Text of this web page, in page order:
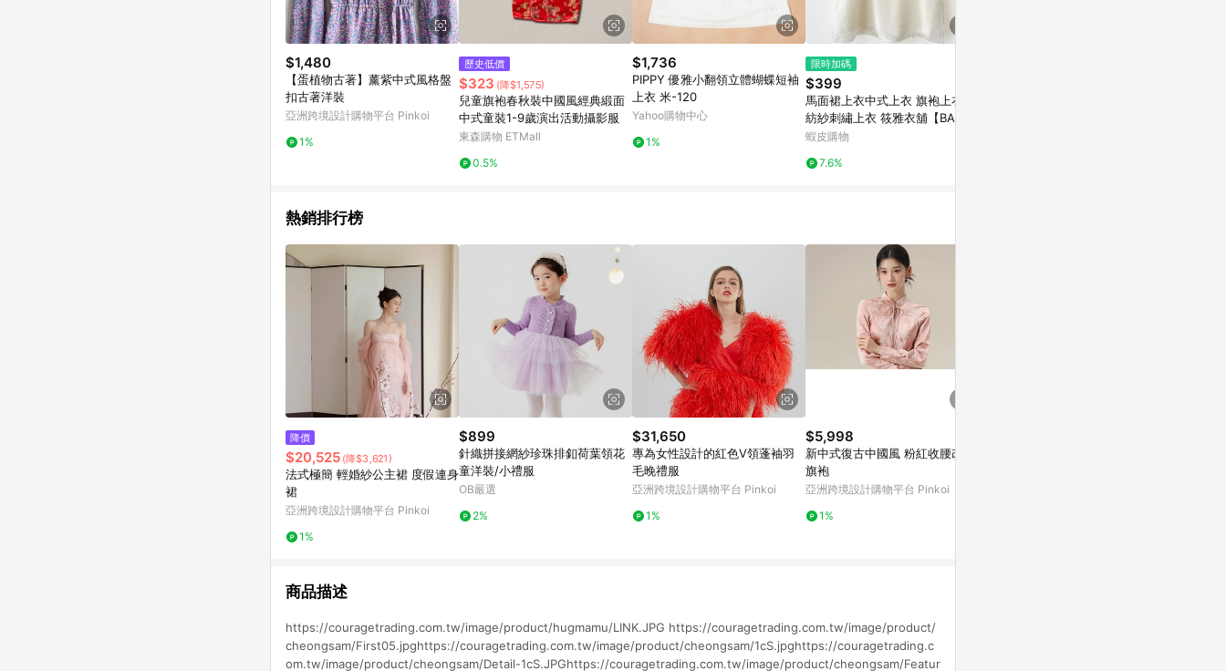
$1,480
【蛋植物古著】薰紫中式風格盤
扣古著洋裝
亞洲跨境設計購物平台 Pinkoi
1%
歷史低價
$323 (降$1,575)
兒童旗袍春秋裝中國風經典緞面
中式童裝1-9歲演出活動攝影服
東森購物 ETMall
0.5%
$1,736
PIPPY 優雅小翻領立體蝴蝶短袖
上衣 米-120
Yahoo購物中心
1%
限時加碼
$399
馬面裙上衣中式上衣 旗袍上衣 雪
紡紗刺繡上衣 筱雅衣舖【BA124
6】
蝦皮購物
7.6%
熱銷排行榜
降價
$20,525 (降$3,621)
法式極簡 輕婚紗公主裙 度假連身
裙
亞洲跨境設計購物平台 Pinkoi
1%
$899
針織拼接網紗珍珠排釦荷葉領花
童洋裝/小禮服
OB嚴選
2%
$31,650
專為女性設計的紅色V領蓬袖羽
毛晚禮服
亞洲跨境設計購物平台 Pinkoi
1%
$5,998
新中式復古中國風 粉紅收腰改良
旗袍
亞洲跨境設計購物平台 Pinkoi
1%
商品描述
https://couragetrading.com.tw/image/product/hugmamu/LINK.JPG https://couragetrading.com.tw/image/product/
cheongsam/First05.jpghttps://couragetrading.com.tw/image/product/cheongsam/1cS.jpghttps://couragetrading.c
om.tw/image/product/cheongsam/Detail-1cS.JPGhttps://couragetrading.com.tw/image/product/cheongsam/Featur